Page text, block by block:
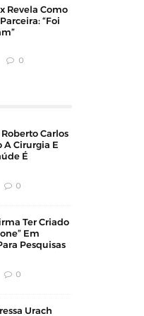
Revela Como
“Foi
0
Carlos
A Cirurgia E
É
0
Ter Criado
Em
Pesquisas
0
Urach